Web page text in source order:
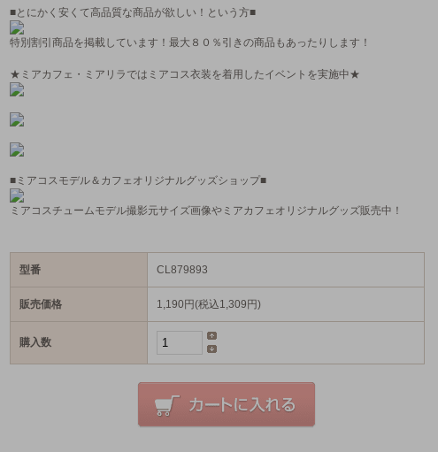
■とにかく安くて高品質な商品が欲しい！という方■
特別割引商品を掲載しています！最大８０％引きの商品もあったりします！
★ミアカフェ・ミアリラではミアコス衣装を着用したイベントを実施中★
■ミアコスモデル＆カフェオリジナルグッズショップ■
ミアコスチュームモデル撮影元サイズ画像やミアカフェオリジナルグッズ販売中！
型番 CL879893
販売価格 1,190円(税込1,309円)
購入数